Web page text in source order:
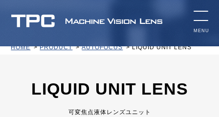
HOME PRODUCT AUTOFOCUS LIQUID UNIT LENS
LIQUID UNIT LENS
可変焦点液体レンズユニット